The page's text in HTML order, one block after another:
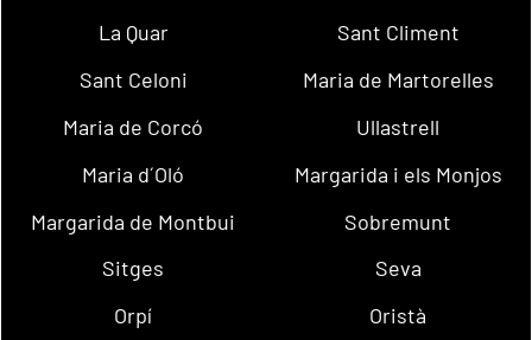
La Quar
Sant Climent
Sant Celoni
Maria de Martorelles
Maria de Corcó
Ullastrell
Maria d´Oló
Margarida i els Monjos
Margarida de Montbui
Sobremunt
Sitges
Seva
Orpí
Oristà